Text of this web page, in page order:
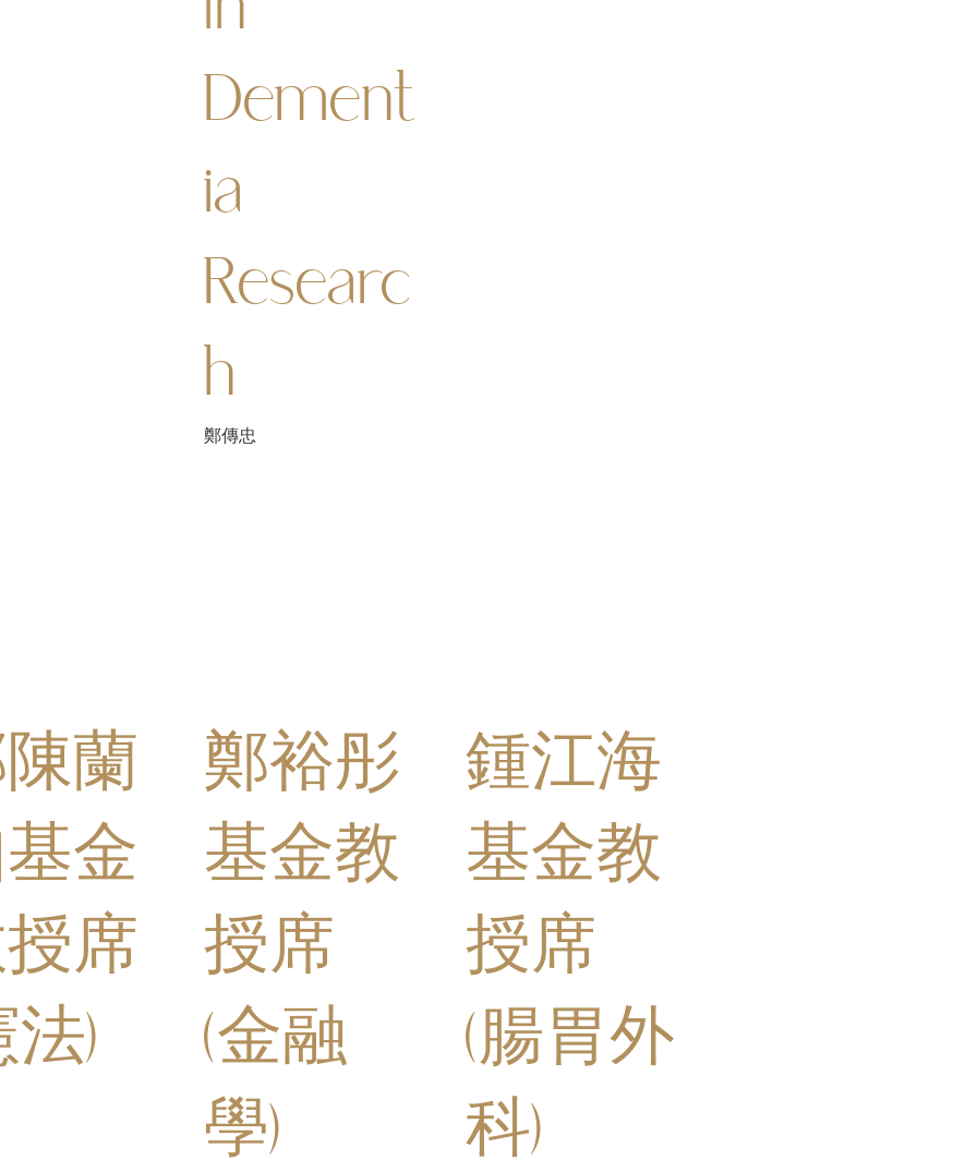
Dement
ia
Researc
h
鄭傳忠
蘭
金
席
法)
鄭裕彤
基金教
授席
(金融
學)
鍾江海
基金教
授席
(腸胃外
科)